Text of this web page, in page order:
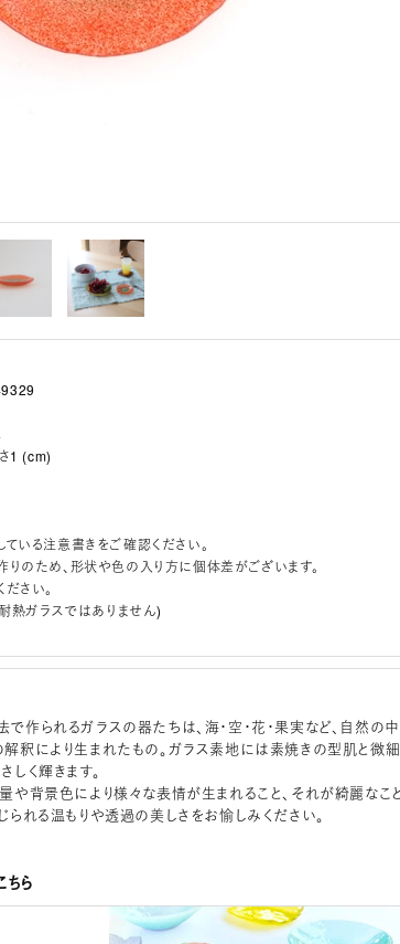
1 (cm)
いる注意書きをご確認ください。
りのため、形状や色の入り方に個体差がございます。
さい。
熱ガラスではありません)
作られるガラスの器たちは、海・空・花・果実など、自然の中
釈により生まれたもの。ガラス素地には素焼きの型肌と微細
く輝きます。
や背景色により様々な表情が生まれること、それが綺麗なこ
られる温もりや透過の美しさをお愉しみください。
ら